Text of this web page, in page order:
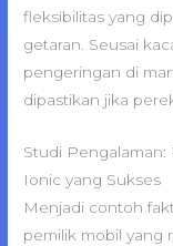
fleksibilitas yang
getaran. Seusai
pengeringan di
dipastikan jika
Studi
Ionic yang Sukses
Menjadi contoh
pemilik mobil yang